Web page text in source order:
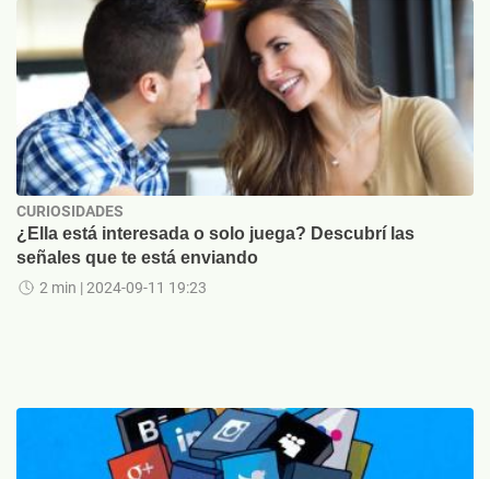
CURIOSIDADES
¿Ella está interesada o solo juega? Descubrí las
señales que te está enviando
2 min | 2024-09-11 19:23